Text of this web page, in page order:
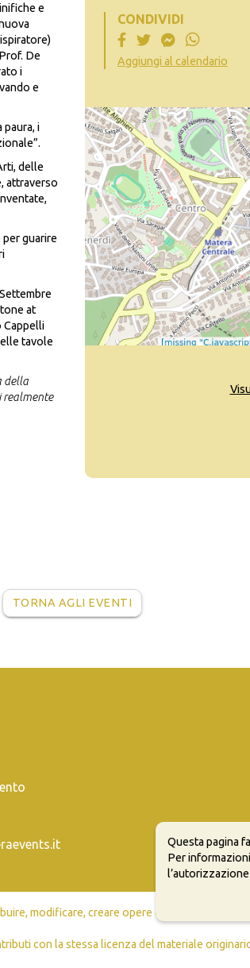
e
De
i
e
paura, i
delle
attraverso
per guarire
at
Cappelli
tavole
della
realmente
CONDIVIDI
Aggiungi al calendario
TORNA AGLI EVENTI
modificare, creare opere derivate
con la stessa licenza del materiale
Questa pagina
Per